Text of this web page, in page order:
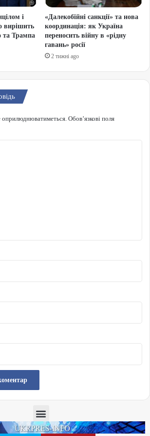
і
вирішить
та Трампа
«Далекобійні санкції» та нова
координація: як Україна
переносить війну в «рідну
гавань» росії
2 тижні ago
Обов’язкові поля